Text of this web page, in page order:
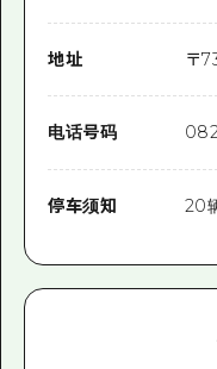
地址 〒
电话号码
停车须知 20